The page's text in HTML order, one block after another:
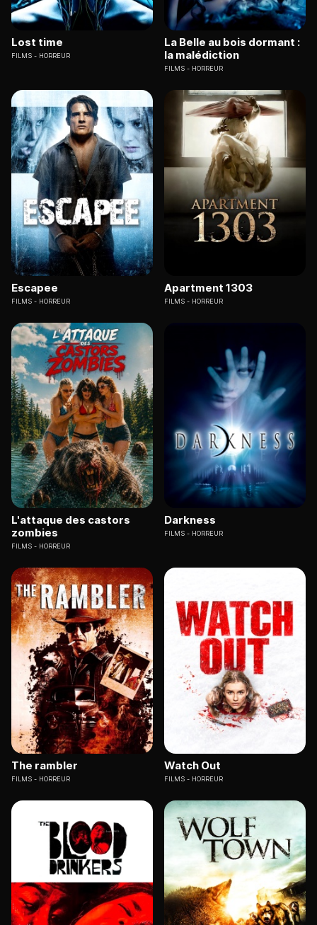
Lost time
FILMS HORREUR
La Belle au bois dormant :
la malédiction
FILMS HORREUR
Escapee
FILMS HORREUR
Apartment 1303
FILMS HORREUR
L'attaque des castors
zombies
FILMS HORREUR
Darkness
FILMS HORREUR
The rambler
FILMS HORREUR
Watch Out
FILMS HORREUR